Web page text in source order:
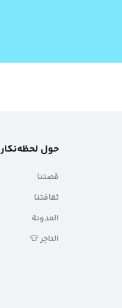
حول لحظه‌نکار
قصتنا
ثقافتنا
المدونة
التاجر 👕